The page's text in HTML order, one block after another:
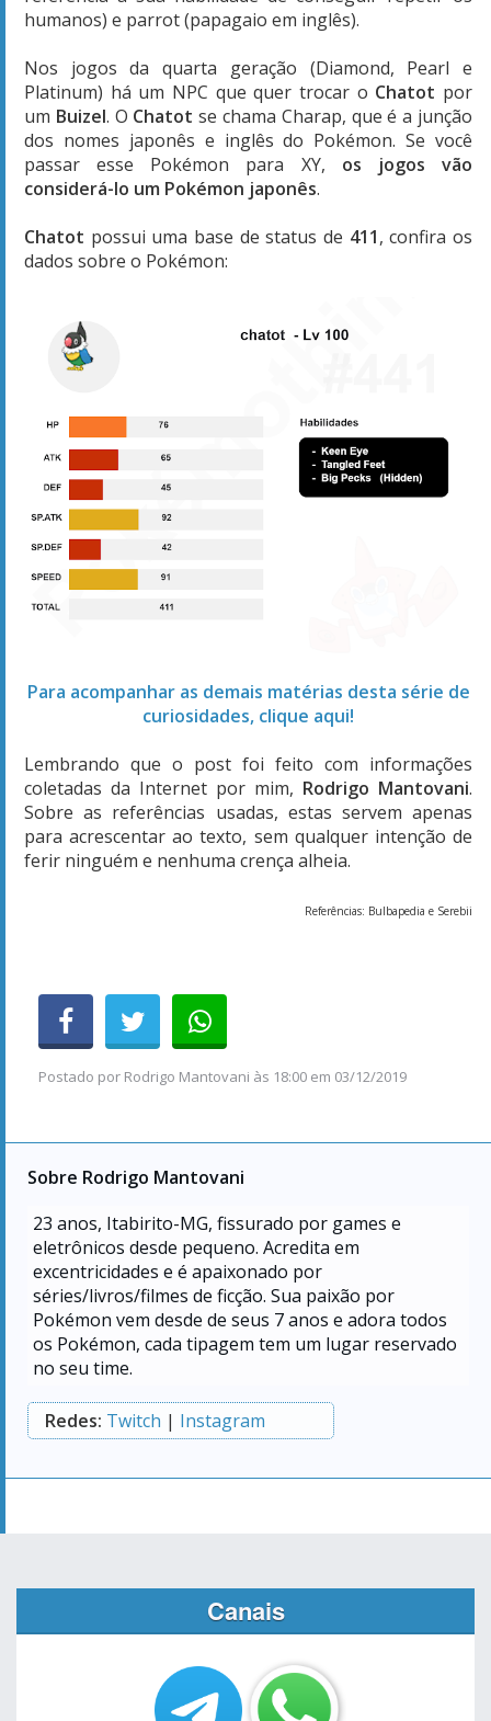
humanos) e parrot (papagaio em inglês).
Nos jogos da quarta geração (Diamond, Pearl e
Platinum) há um NPC que quer trocar o Chatot por
um Buizel. O Chatotse chama Charap, que é a junção
dos nomes japonês e inglês do Pokémon. Se você
passar esse Pokémon para XY, os jogos vão
considerá-lo um Pokémon japonês.
Chatot possui uma base de status de 411, confira os
dados sobre o Pokémon:
Para acompanhar as demais matérias desta série de
curiosidades, clique aqui!
Lembrando que o post foi feito com informações
coletadas da Internet por mim, Rodrigo Mantovani.
Sobre as referências usadas, estas servem apenas
para acrescentar ao texto, sem qualquer intenção de
ferir ninguém e nenhuma crença alheia.
Referências: Bulbapedia e Serebii
Postado por Rodrigo Mantovani às 18:00 em 03/12/2019
Sobre Rodrigo Mantovani
23 anos, Itabirito-MG, fissurado por games e
eletrônicos desde pequeno. Acredita em
excentricidades e é apaixonado por
séries/livros/filmes de ficção. Sua paixão por
Pokémon vem desde de seus 7 anos e adora todos
os Pokémon, cada tipagem tem um lugar reservado
no seu time.
Redes: Twitch | Instagram
Canais